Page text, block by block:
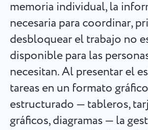
Français
עברית
हिन्दी
中文 (中国)
memoria individual, la
necesaria para coordinar,
desbloquear el trabajo no
disponible para las
necesitan. Al presentar el
tareas en un formato gráfico
estructurado — tableros,
gráficos, diagramas — la
Informes
Distribuya recursos usando informes sobre
dedicado a cada proyecto
Tablero Kanban
Gestione las tareas en el tablero Kanban,
amplíe su tablero.